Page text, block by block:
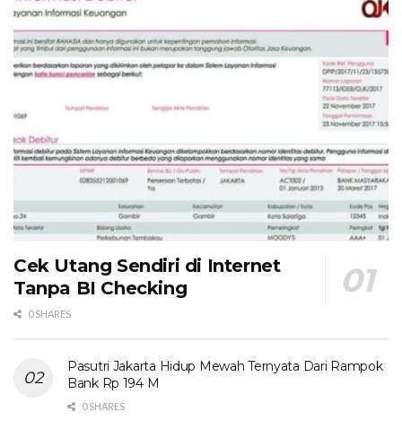
Cek Utang Sendiri di Internet
Tanpa BI Checking
0 SHARES
Pasutri Jakarta Hidup Mewah Ternyata Dari Rampok
Bank Rp 194 M
0 SHARES